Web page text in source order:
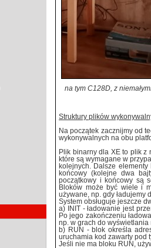
na tym C128D, z
Struktury plików
Na początek zacznijmy od
wykonywalnych na obu
Plik binarny dla XE to plik z
które są wymagane w
kolejnych. Dalsze
końcowy (kolejne dwa
początkowy i końcowy są
Bloków może być wiele i
używane, np. gdy ładujemy
System obsługuje jeszcze
a) INIT - ładowanie jest
Po jego zakończeniu
np. w grach do
b) RUN - blok określa
uruchamia kod zawarty pod
Jeśli nie ma bloku RUN,